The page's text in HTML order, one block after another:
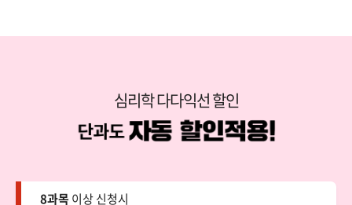
심리학 다다익선 할인
8과목이상 신청시